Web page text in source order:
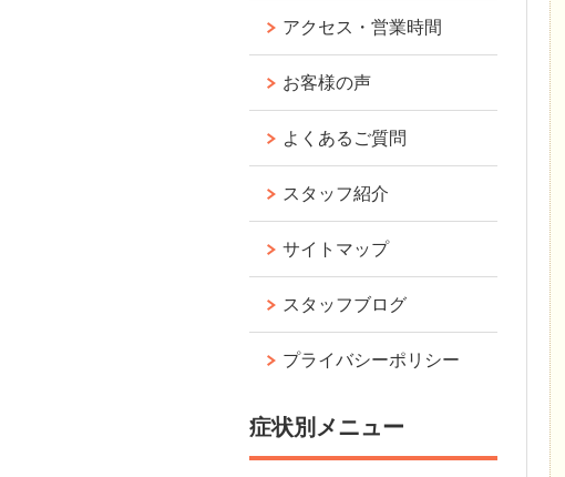
アクセス・営業時間
お客様の声
よくあるご質問
スタッフ紹介
サイトマップ
スタッフブログ
プライバシーポリシー
症状別メニュー